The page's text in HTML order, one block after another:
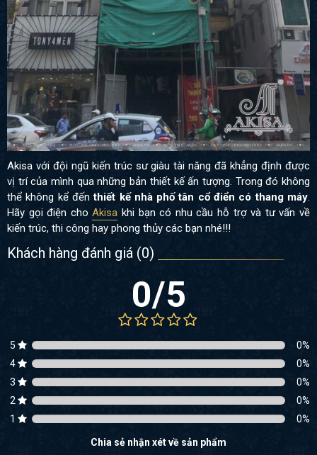
Akisa với đội ngũ kiến trúc sư giàu tài năng đã khẳng định được
vị trí của mình qua những bản thiết kế ấn tượng. Trong đó không
thể không kể đếnthiết kế nhà phố tân cổ điển có thang máy.
Hãy gọi điện choAkisa khi bạn có nhu cầu hỗ trợ và tư vấn về
kiến trúc, thi công hay phong thủy các bạn nhé!!!
Khách hàng đánh giá (0)
0/5
5 0%
4
0%
3
0%
2
0%
1
0%
Chia sẻ nhận xét về sản phẩm